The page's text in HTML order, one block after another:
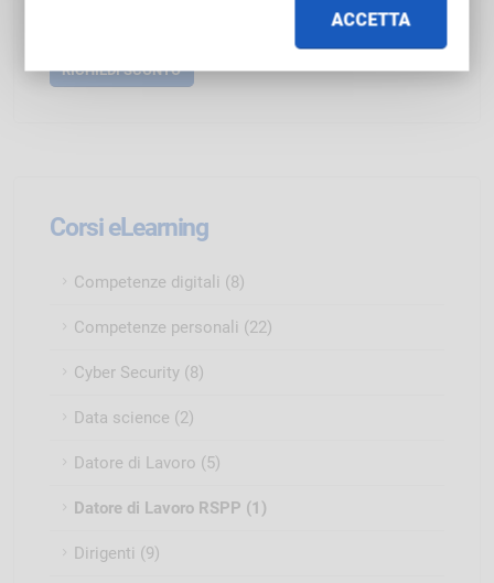
Corsi eLearning
Competenze digitali (8)
Competenze personali (22)
Cyber Security (8)
Data science (2)
Datore di Lavoro (5)
Datore di Lavoro RSPP (1)
Dirigenti (9)
ACCETTA